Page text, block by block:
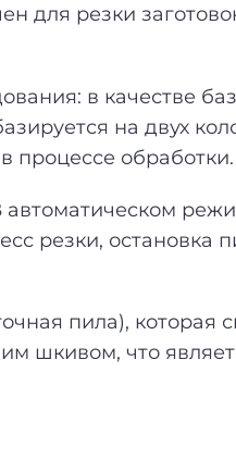
для резки
в качестве
на двух
процессе обработки.
резки, остановка
пила), которая
шкивом, что